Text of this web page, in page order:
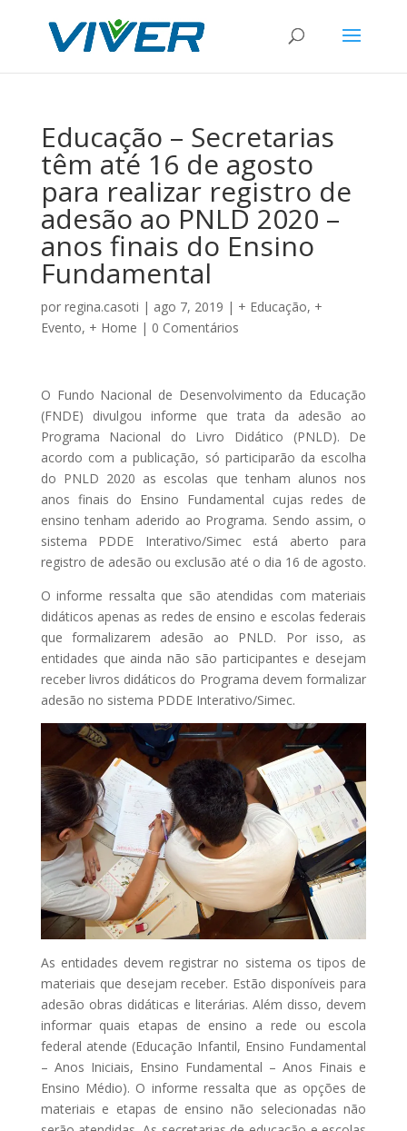
Educação – Secretarias
têm até 16 de agosto
para realizar registro de
adesão ao PNLD 2020 –
anos finais do Ensino
Fundamental
por regina.casoti | ago 7, 2019 | + Educação, +
Evento, + Home | 0 Comentários
O Fundo Nacional de Desenvolvimento da Educação
(FNDE) divulgou informe que trata da adesão ao
Programa Nacional do Livro Didático (PNLD). De
acordo com a publicação, só participarão da escolha
do PNLD 2020 as escolas que tenham alunos nos
anos finais do Ensino Fundamental cujas redes de
ensino tenham aderido ao Programa. Sendo assim, o
sistema PDDE Interativo/Simec está aberto para
registro de adesão ou exclusão até o dia 16 de agosto.
O informe ressalta que são atendidas com materiais
didáticos apenas as redes de ensino e escolas federais
que formalizarem adesão ao PNLD. Por isso, as
entidades que ainda não são participantes e desejam
receber livros didáticos do Programa devem formalizar
adesão no sistema PDDE Interativo/Simec.
As entidades devem registrar no sistema os tipos de
materiais que desejam receber. Estão disponíveis para
adesão obras didáticas e literárias. Além disso, devem
informar quais etapas de ensino a rede ou escola
federal atende (Educação Infantil, Ensino Fundamental
– Anos Iniciais, Ensino Fundamental – Anos Finais e
Ensino Médio). O informe ressalta que as opções de
materiais e etapas de ensino não selecionadas não